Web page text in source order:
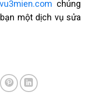
chúng
một dịch vụ sửa